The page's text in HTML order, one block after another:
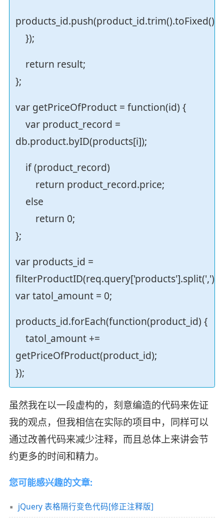
products_id.push(product_id.trim().toFixed());
});
return result;
};
var getPriceOfProduct = function(id) {
var product_record =
db.product.byID(products[i]);
if (product_record)
return product_record.price;
else
return 0;
};
var products_id =
filterProductID(req.query['products'].split(','));
var tatol_amount = 0;
products_id.forEach(function(product_id) {
tatol_amount +=
getPriceOfProduct(product_id);
});
虽然我在以一段虚构的，刻意编造的代码来佐证
我的观点，但我相信在实际的项目中，同样可以
通过改善代码来减少注释，而且总体上来讲会节
约更多的时间和精力。
您可能感兴趣的文章:
jQuery 表格隔行变色代码[修正注释版]